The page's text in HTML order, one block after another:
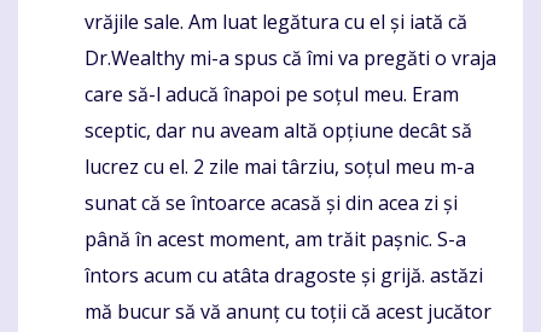
vrăjile sale. Am luat legătura cu el și iată că
Dr.Wealthy mi-a spus că îmi va pregăti o vraja
care să-l aducă înapoi pe soțul meu. Eram
sceptic, dar nu aveam altă opțiune decât să
lucrez cu el. 2 zile mai târziu, soțul meu m-a
sunat că se întoarce acasă și din acea zi și
până în acest moment, am trăit pașnic. S-a
întors acum cu atâta dragoste și grijă. astăzi
mă bucur să vă anunț cu toții că acest jucător